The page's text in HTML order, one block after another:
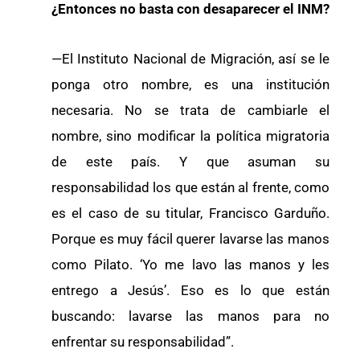
¿Entonces no basta con desaparecer el INM?
—El Instituto Nacional de Migración, así se le
ponga otro nombre, es una institución
necesaria. No se trata de cambiarle el
nombre, sino modificar la política migratoria
de este país. Y que asuman su
responsabilidad los que están al frente, como
es el caso de su titular, Francisco Garduño.
Porque es muy fácil querer lavarse las manos
como Pilato. ‘Yo me lavo las manos y les
entrego a Jesús’. Eso es lo que están
buscando: lavarse las manos para no
enfrentar su responsabilidad”.